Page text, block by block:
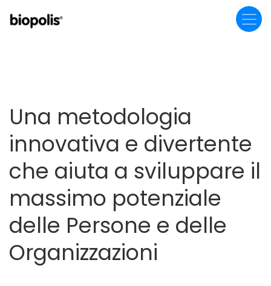
Una metodologia
innovativa e divertente
che aiuta a sviluppare il
massimo potenziale
delle Persone e delle
Organizzazioni